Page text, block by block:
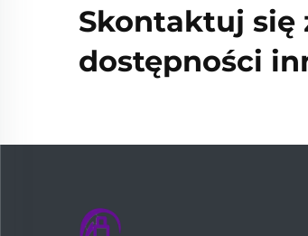
Skontaktuj się
dostępności